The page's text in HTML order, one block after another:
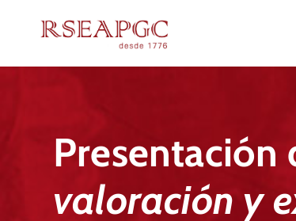
Presentación
valoración y